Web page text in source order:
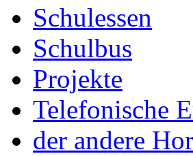
Schulessen
Schulbus
Projekte
Telefonische
der andere